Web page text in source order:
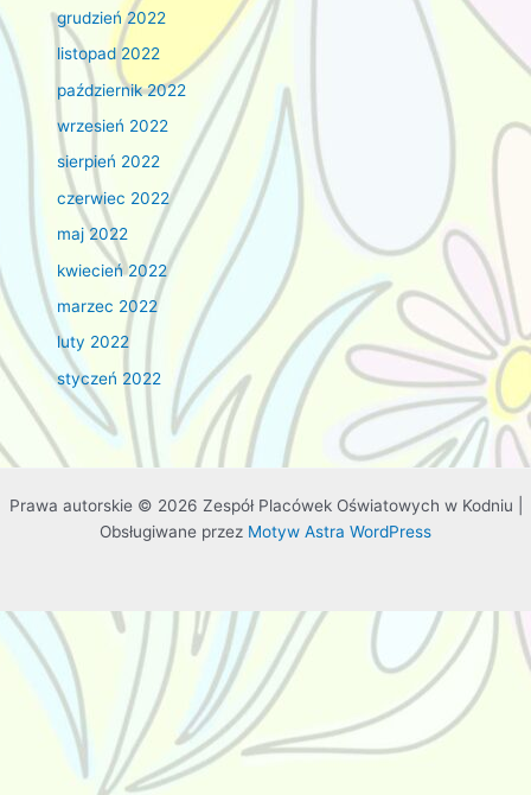
grudzień 2022
listopad 2022
październik 2022
wrzesień 2022
sierpień 2022
czerwiec 2022
maj 2022
kwiecień 2022
marzec 2022
luty 2022
styczeń 2022
Prawa autorskie © 2026 Zespół Placówek Oświatowych w Kodniu |
Obsługiwane przez Motyw Astra WordPress